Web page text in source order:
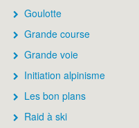
Goulotte
Grande course
Grande voie
Initiation alpinisme
Les bon plans
Raid à ski